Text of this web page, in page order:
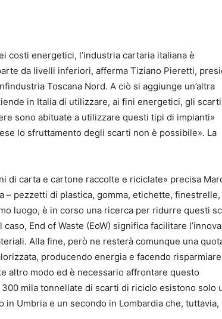
costi energetici, l’industria cartaria italiana è
da livelli inferiori, afferma Tiziano Pieretti,
Toscana Nord. A ciò si aggiunge un’altra
in Italia di utilizzare, ai fini energetici, gli
sono abituate a utilizzare questi tipi di impianti»
lo sfruttamento degli scarti non è possibile». La
di carta e cartone raccolte e riciclate» precisa
– pezzetti di plastica, gomma, etichette, finestrelle,
luogo, è in corso una ricerca per ridurre questi
End of Waste (EoW) significa facilitare
Alla fine, però ne resterà comunque una
producendo energia e facendo
altro modo ed è necessario affrontare questo
mila tonnellate di scarti di riciclo esistono solo
Umbria e un secondo in Lombardia che, tuttavia,